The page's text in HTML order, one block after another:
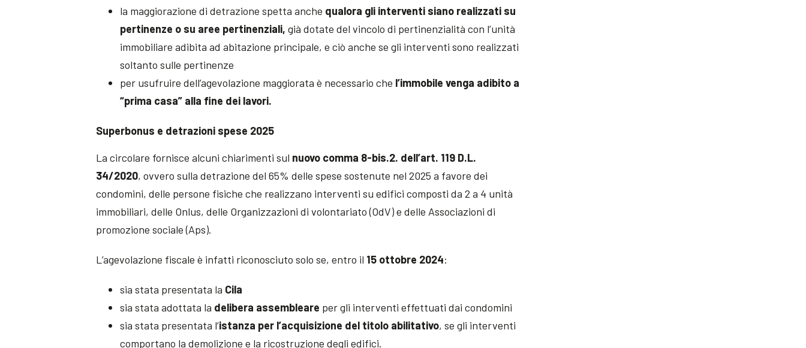
la maggiorazione di detrazione spetta anche qualora gli interventi siano realizzati su
pertinenze o su aree pertinenziali, già dotate del vincolo di pertinenzialità con l’unità
immobiliare adibita ad abitazione principale, e ciò anche se gli interventi sono realizzati
soltanto sulle pertinenze
per usufruire dell’agevolazione maggiorata è necessario che l’immobile venga adibito a
“prima casa” alla fine dei lavori.
Superbonus e detrazioni spese 2025
La circolare fornisce alcuni chiarimenti sul nuovo comma 8-bis.2. dell’art. 119 D.L.
34/2020, ovvero sulla detrazione del 65% delle spese sostenute nel 2025 a favore dei
condomini, delle persone fisiche che realizzano interventi su edifici composti da 2 a 4 unità
immobiliari, delle Onlus, delle Organizzazioni di volontariato (OdV) e delle Associazioni di
promozione sociale (Aps).
L’agevolazione fiscale è infatti riconosciuto solo se, entro il 15 ottobre 2024:
sia stata presentata la Cila
sia stata adottata la delibera assembleare per gli interventi effettuati dai condomini
sia stata presentata l’istanza per l’acquisizione del titolo abilitativo, se gli interventi
comportano la demolizione e la ricostruzione degli edifici.